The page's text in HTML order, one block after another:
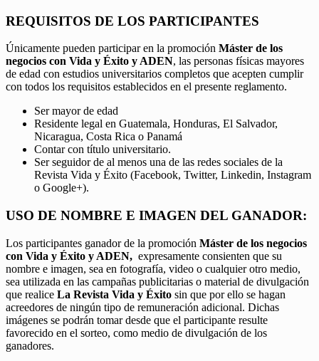
REQUISITOS DE LOS PARTICIPANTES
Únicamente pueden participar en la promoción Máster de los
negocios con Vida y Éxito y ADEN, las personas físicas mayores
de edad con estudios universitarios completos que acepten cumplir
con todos los requisitos establecidos en el presente reglamento.
Ser mayor de edad
Residente legal en Guatemala, Honduras, El Salvador,
Nicaragua, Costa Rica o Panamá
Contar con título universitario.
Ser seguidor de al menos una de las redes sociales de la
Revista Vida y Éxito (Facebook, Twitter, Linkedin, Instagram
o Google+).
USO DE NOMBRE E IMAGEN DEL GANADOR:
Los participantes ganador de la promoción Máster de los negocios
con Vida y Éxito y ADEN, expresamente consienten que su
nombre e imagen, sea en fotografía, video o cualquier otro medio,
sea utilizada en las campañas publicitarias o material de divulgación
que realice La Revista Vida y Éxito sin que por ello se hagan
acreedores de ningún tipo de remuneración adicional. Dichas
imágenes se podrán tomar desde que el participante resulte
favorecido en el sorteo, como medio de divulgación de los
ganadores.